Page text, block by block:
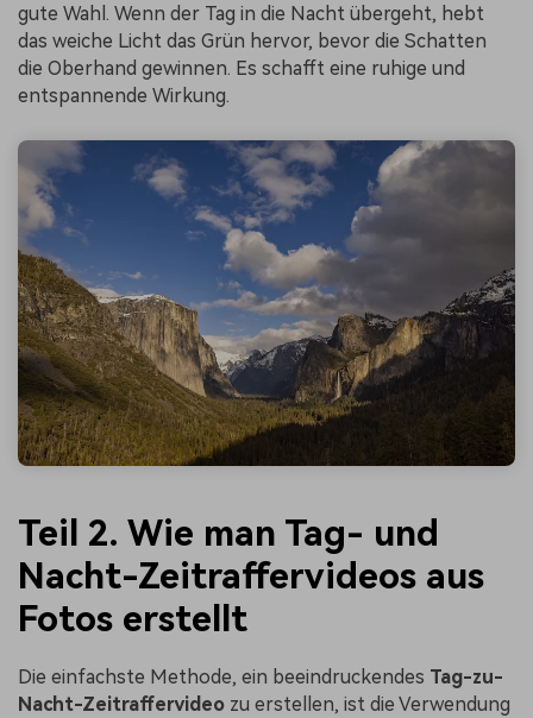
gute Wahl. Wenn der Tag in die Nacht übergeht, hebt
das weiche Licht das Grün hervor, bevor die Schatten
die Oberhand gewinnen. Es schafft eine ruhige und
entspannende Wirkung.
Teil 2. Wie man Tag- und
Nacht-Zeitraffervideos aus
Fotos erstellt
Die einfachste Methode, ein beeindruckendes Tag-zu-
Nacht-Zeitraffervideo zu erstellen, ist die Verwendung